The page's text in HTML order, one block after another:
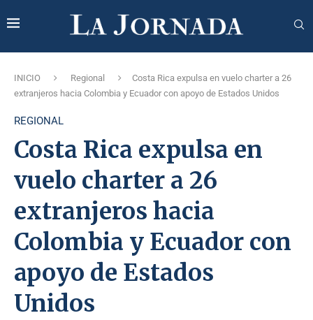
INICIO Regional
Costa Rica expulsa en vuelo charter a 26
extranjeros hacia Colombia y Ecuador con apoyo de Estados Unidos
REGIONAL
Costa Rica expulsa en
vuelo charter a 26
extranjeros hacia
Colombia y Ecuador con
apoyo de Estados
Unidos